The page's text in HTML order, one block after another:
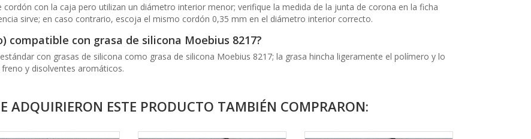
con la caja pero utilizan un diámetro interior menor; verifique la medida de la junta de corona en la ficha
sirve; en caso contrario, escoja el mismo cordón 0,35 mm en el diámetro interior correcto.
compatible con grasa de silicona Moebius 8217?
con grasas de silicona como grasa de silicona Moebius 8217; la grasa hincha ligeramente el polímero y lo
y disolventes aromáticos.
ADQUIRIERON ESTE PRODUCTO TAMBIÉN COMPRARON: